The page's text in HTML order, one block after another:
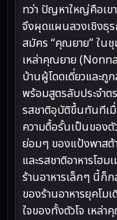
ทว่า ปัญหาใหญ่คือเข
จึงผุดแผนลวงเชิงธุ
สมัคร “คุณยาย” ใน
เหล่าคุณยาย
บ้านผู้โดดเดี่ยวและถู
พร้อมสูตรลับประจำ
รสชาติอุบัติขึ้นทันทีเ
ความดื้อรั้นเป็นของตั
ย่อมๆ ของแป้งพาสต้
และรสชาติอาหารโฮ
ร้านอาหารเล็กๆ นี้ก็
ของร้านอาหารยุคโม
ใจของทั้งตัวโจ เหล่